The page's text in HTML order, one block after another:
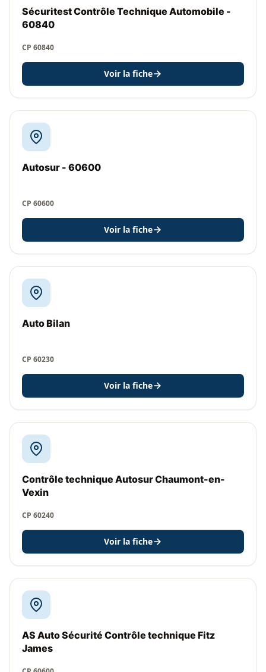
Sécuritest Contrôle Technique Automobile -
60840
CP 60840
Voir la fiche
Autosur - 60600
CP 60600
Voir la fiche
Auto Bilan
CP 60230
Voir la fiche
Contrôle technique Autosur Chaumont-en-
Vexin
CP 60240
Voir la fiche
AS Auto Sécurité Contrôle technique Fitz
James